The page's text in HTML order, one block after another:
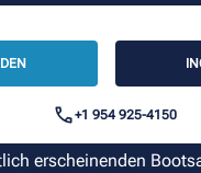
+1 954 925-4150
Hier Einsteigen
erscheinenden